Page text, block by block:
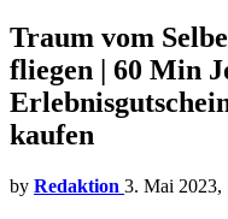
Traum vom
fliegen | 60 Min
kaufen
by Redaktion 3. Mai 2023,